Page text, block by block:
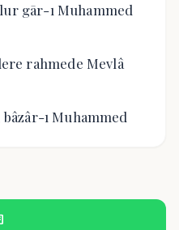
gār-ı Muhammed
rahmede Mevlâ
ı Muhammed